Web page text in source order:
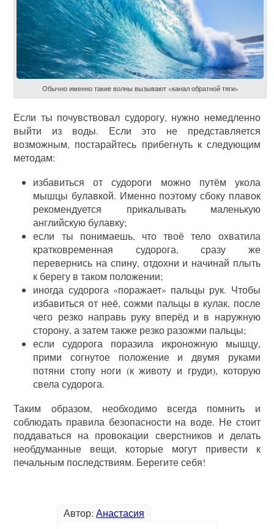
Обычно именно такие волны вызывают «канал обратной тяги»
Если ты почувствовал судорогу, нужно немедленно
выйти из воды. Если это не представляется
возможным, постарайтесь прибегнуть к следующим
методам:
избавиться от судороги можно путём укола
мышцы булавкой. Именно поэтому сбоку плавок
рекомендуется прикалывать маленькую
английскую булавку;
если ты понимаешь, что твоё тело охватила
кратковременная судорога, сразу же
перевернись на спину, отдохни и начинай плыть
к берегу в таком положении;
иногда судорога «поражает» пальцы рук. Чтобы
избавиться от неё, сожми пальцы в кулак, после
чего резко направь руку вперёд и в наружную
сторону, а затем также резко разожми пальцы;
если судорога поразила икроножную мышцу,
прими согнутое положение и двумя руками
потяни стопу ноги (к животу и груди), которую
свела судорога.
Таким образом, необходимо всегда помнить и
соблюдать правила безопасности на воде. Не стоит
поддаваться на провокации сверстников и делать
необдуманные вещи, которые могут привести к
печальным последствиям. Берегите себя!
Автор: Анастасия